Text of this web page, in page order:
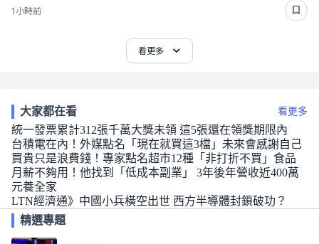
1小時前
看更多
大家都在看 看更多
統一發票累計312張千萬大獎未領 這5張還在領獎期限內
台積電在內！外媒點名「現在就買這3檔」未來會感謝自己
買貴只是浪費錢！專家點名超市12種「非打折不買」食品
月薪不夠用！他找到「低成本副業」 3年後年營收近400萬
元養全家
LTN經濟通》中國小兵橫空出世 西方半導體封鎖破功？
精選專題